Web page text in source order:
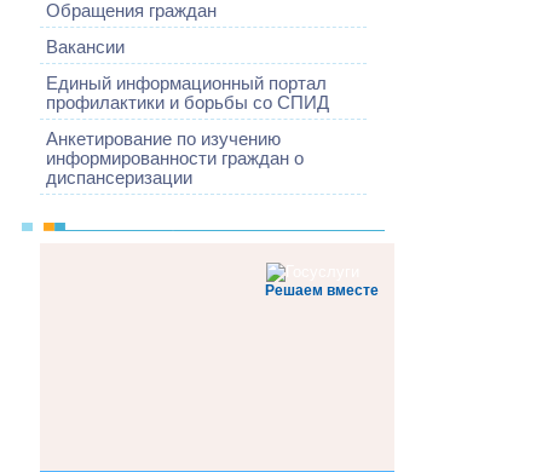
Обращения граждан
Вакансии
Единый информационный портал
профилактики и борьбы со СПИД
Анкетирование по изучению
информированности граждан о
диспансеризации
Решаем вместе